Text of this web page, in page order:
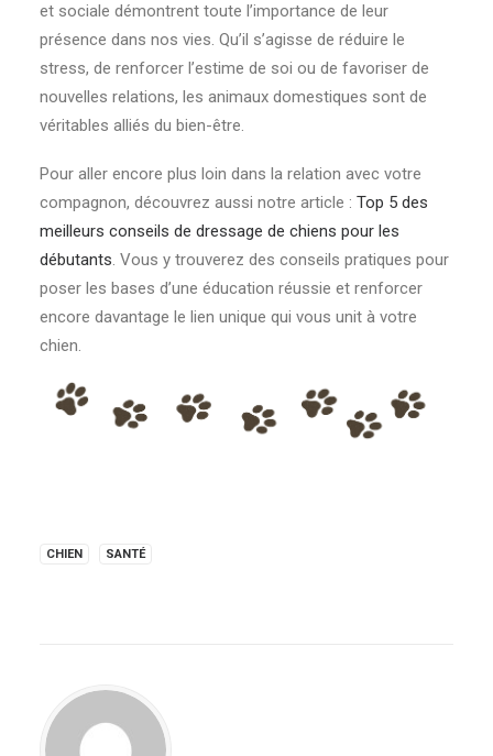
et sociale démontrent toute l’importance de leur
présence dans nos vies. Qu’il s’agisse de réduire le
stress, de renforcer l’estime de soi ou de favoriser de
nouvelles relations, les animaux domestiques sont de
véritables alliés du bien-être.
Pour aller encore plus loin dans la relation avec votre
compagnon, découvrez aussi notre article : Top 5 des
meilleurs conseils de dressage de chiens pour les
débutants. Vous y trouverez des conseils pratiques pour
poser les bases d’une éducation réussie et renforcer
encore davantage le lien unique qui vous unit à votre
chien.
CHIEN SANTÉ